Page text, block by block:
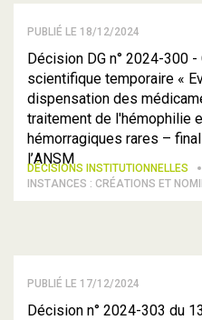
PUBLIÉ LE 18/12/2024
Décision DG n° 2024-300
scientifique temporaire «
dispensation des
traitement de l'hémophilie
hémorragiques rares –
l’ANSM
DÉCISIONS INSTITUTIONNELLES
INSTANCES : CRÉATIONS ET
PUBLIÉ LE 17/12/2024
Décision n° 2024-303 du